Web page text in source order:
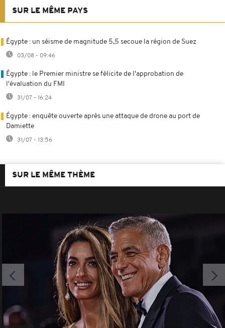
SUR LE MÊME PAYS
Égypte : un séisme de magnitude 5,5 secoue la région de Suez
03/08 - 09:46
Égypte : le Premier ministre se félicite de l'approbation de
l'évaluation du FMI
31/07 - 16:24
Égypte : enquête ouverte après une attaque de drone au port de
Damiette
31/07 - 13:56
SUR LE MÊME THÈME